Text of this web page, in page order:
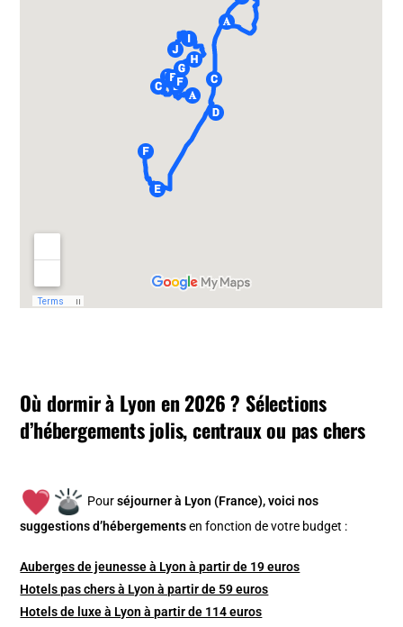
Où dormir à Lyon en 2026 ? Sélections
d’hébergements jolis, centraux ou pas chers
Pourséjourner à Lyon (France), voici nos
suggestions d’hébergements en fonction de votre budget :
Auberges de jeunesse à Lyon à partir de 19 euros
Hotels pas chers à Lyon à partir de 59 euros
Hotels de luxe à Lyon à partir de 114 euros